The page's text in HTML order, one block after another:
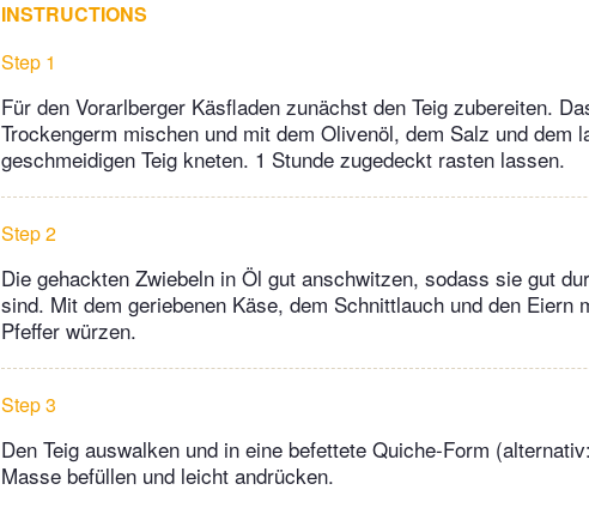
INSTRUCTIONS
Step 1
Für den Vorarlberger Käsfladen zunächst den Teig zubereiten.
Trockengerm mischen und mit dem Olivenöl, dem Salz und dem
geschmeidigen Teig kneten. 1 Stunde zugedeckt rasten lassen.
Step 2
Die gehackten Zwiebeln in Öl gut anschwitzen, sodass sie gut
sind. Mit dem geriebenen Käse, dem Schnittlauch und den Eiern
Pfeffer würzen.
Step 3
Den Teig auswalken und in eine befettete Quiche-Form
Masse befüllen und leicht andrücken.